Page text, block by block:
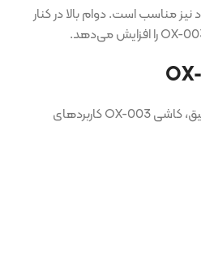
مناسب است. دوام بالا در کنار
به دلیل رنگ کرم خنثی و سبک عقیق، کاشی OX-003 کاربردهای